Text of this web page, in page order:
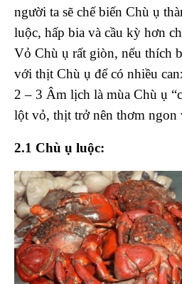
người ta sẽ chế biến Chù ụ
luộc, hấp bia và cầu kỳ hơn
Vỏ Chù ụ rất giòn, nếu thích
với thịt Chù ụ để có nhiều
2 – 3 Âm lịch là mùa Chù ụ
lột vỏ, thịt trở nên thơm ngon
2.1 Chù ụ luộc: